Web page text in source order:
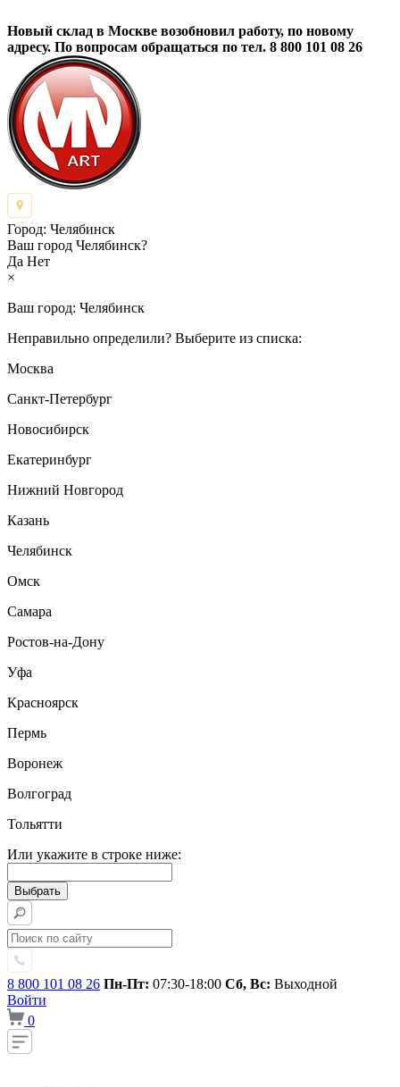
Новый склад в Москве возобновил работу, по новому
адресу. По вопросам обращаться по тел. 8 800 101 08 26
Город: Челябинск
Ваш город Челябинск?
Да Нет
×
Ваш город: Челябинск
Неправильно определили? Выберите из списка:
Москва
Санкт-Петербург
Новосибирск
Екатеринбург
Нижний Новгород
Казань
Челябинск
Омск
Самара
Ростов-на-Дону
Уфа
Красноярск
Пермь
Воронеж
Волгоград
Тольятти
Или укажите в строке ниже:
8 800 101 08 26 Пн-Пт: 07:30-18:00 Сб, Вс: Выходной
Войти
0